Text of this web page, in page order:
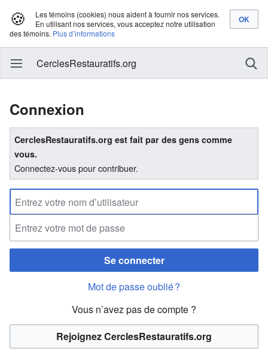
🍪
Les témoins (cookies) nous aident à fournir nos services.
En utilisant nos services, vous acceptez notre utilisation
des témoins. Plus d’informations
CerclesRestauratifs.org
Connexion
CerclesRestauratifs.org est fait par des gens comme
vous.
Connectez-vous pour contribuer.
Se connecter
Mot de passe oublié ?
Vous n’avez pas de compte ?
Rejoignez CerclesRestauratifs.org